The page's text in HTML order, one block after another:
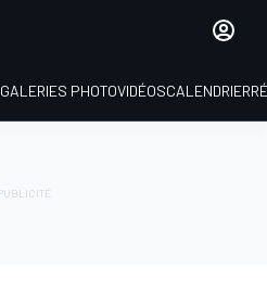
GALERIES PHOTOVIDÉOSCALENDRIER